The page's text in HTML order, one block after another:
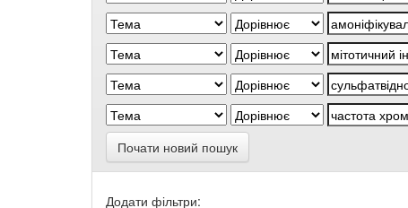
Почати новий пошук
Додати фільтри: